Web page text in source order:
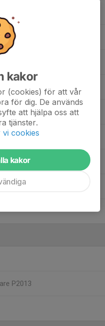
P2013
kakor
(cookies) för att vår
för dig. De används
att hjälpa oss att
tjänster.
vi cookies
kakor